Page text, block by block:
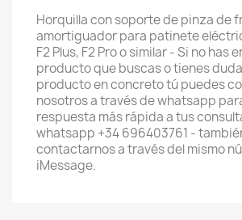
Horquilla con soporte de pinza de
amortiguador para patinete
F2 Plus, F2 Pro o similar - Si no has
producto que buscas o tienes
producto en concreto tú puedes
nosotros a través de whatsapp
respuesta más rápida a tus
whatsapp +34 696403761 -
contactarnos a través del mismo
iMessage.